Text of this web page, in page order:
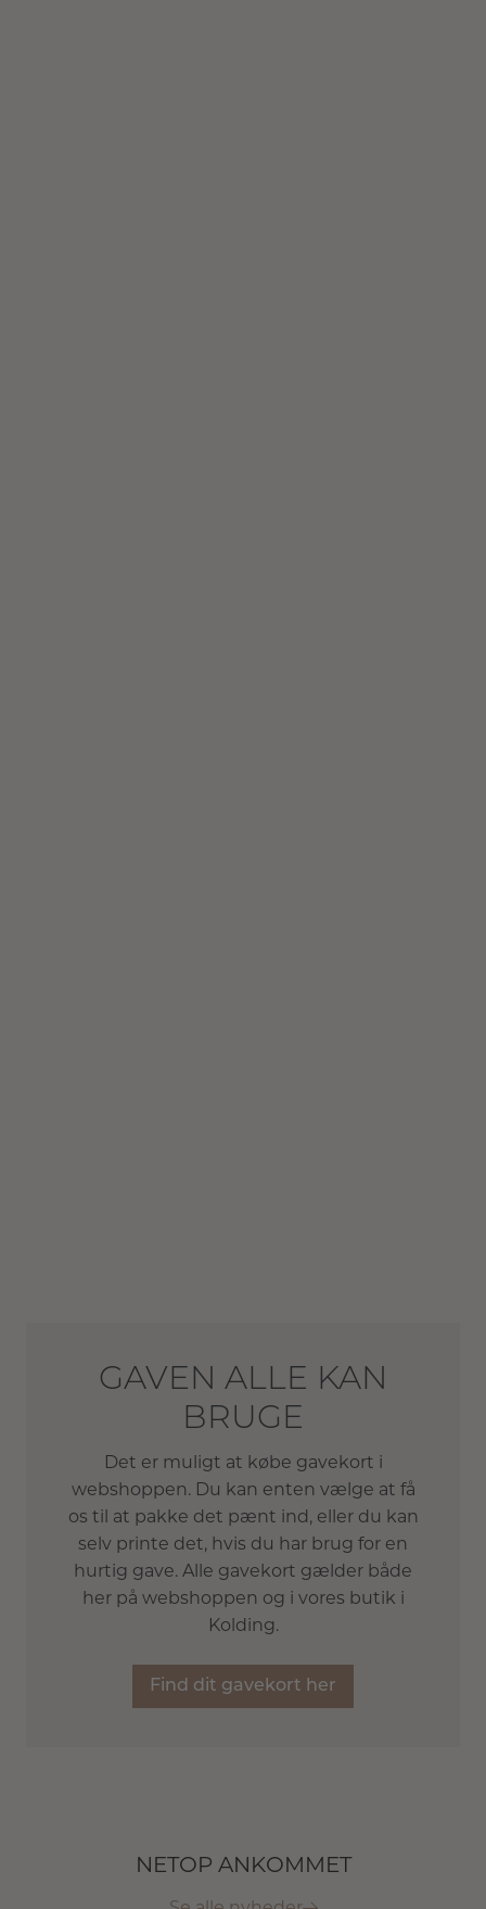
GAVEN ALLE KAN
BRUGE
Det er muligt at købe gavekort i
webshoppen. Du kan enten vælge at få
os til at pakke det pænt ind, eller du kan
selv printe det, hvis du har brug for en
hurtig gave. Alle gavekort gælder både
her på webshoppen og i vores butik i
Kolding.
Find dit gavekort her
NETOP ANKOMMET